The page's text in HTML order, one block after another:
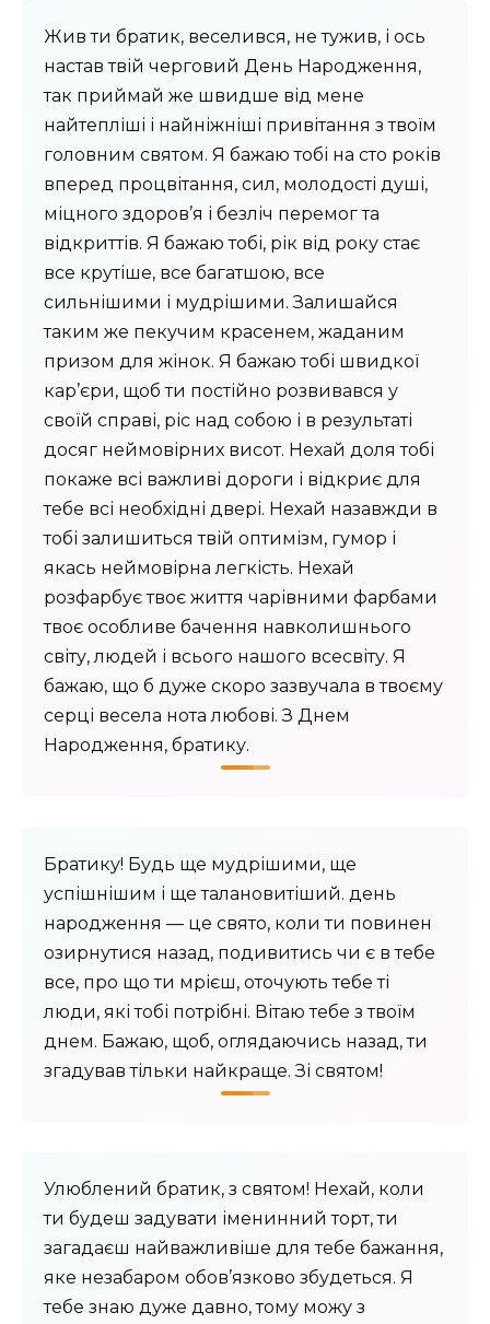
Жив ти братик, веселився, не тужив, і ось
настав твій черговий День Народження,
так приймай же швидше від мене
найтепліші і найніжніші привітання з твоїм
головним святом. Я бажаю тобі на сто років
вперед процвітання, сил, молодості душі,
міцного здоров’я і безліч перемог та
відкриттів. Я бажаю тобі, рік від року стає
все крутіше, все багатшою, все
сильнішими і мудрішими. Залишайся
таким же пекучим красенем, жаданим
призом для жінок. Я бажаю тобі швидкої
кар’єри, щоб ти постійно розвивався у
своїй справі, ріс над собою і в результаті
досяг неймовірних висот. Нехай доля тобі
покаже всі важливі дороги і відкриє для
тебе всі необхідні двері. Нехай назавжди в
тобі залишиться твій оптимізм, гумор і
якась неймовірна легкість. Нехай
розфарбує твоє життя чарівними фарбами
твоє особливе бачення навколишнього
світу, людей і всього нашого всесвіту. Я
бажаю, що б дуже скоро зазвучала в твоєму
серці весела нота любові. З Днем
Народження, братику.
Братику! Будь ще мудрішими, ще
успішнішим і ще талановитіший. день
народження — це свято, коли ти повинен
озирнутися назад, подивитись чи є в тебе
все, про що ти мрієш, оточують тебе ті
люди, які тобі потрібні. Вітаю тебе з твоїм
днем. Бажаю, щоб, оглядаючись назад, ти
згадував тільки найкраще. Зі святом!
Улюблений братик, з святом! Нехай, коли
ти будеш задувати іменинний торт, ти
загадаєш найважливіше для тебе бажання,
яке незабаром обов’язково збудеться. Я
тебе знаю дуже давно, тому можу з